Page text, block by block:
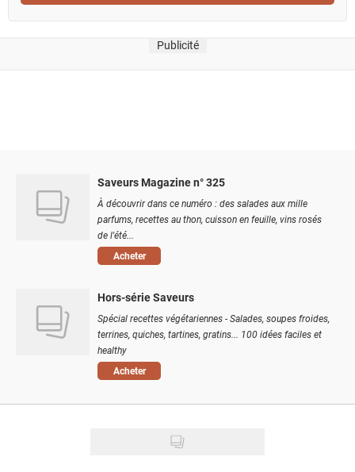
Publicité
Saveurs Magazine n° 325
À découvrir dans ce numéro : des salades aux mille
parfums, recettes au thon, cuisson en feuille, vins rosés
de l'été...
Acheter
Hors-série Saveurs
Spécial recettes végétariennes - Salades, soupes froides,
terrines, quiches, tartines, gratins... 100 idées faciles et
healthy
Acheter